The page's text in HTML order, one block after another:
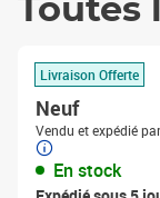
Toutes
Livraison Offerte
Neuf
Vendu et expédié par
En stock